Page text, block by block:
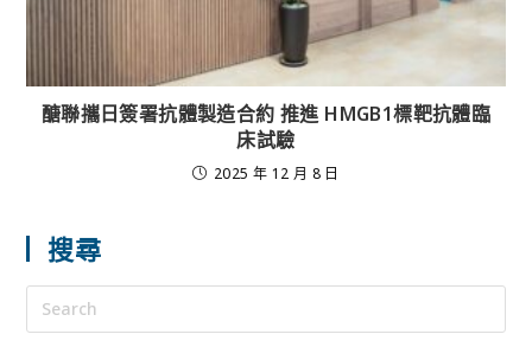
醣聯攜日簽署抗體製造合約 推進 HMGB1標靶抗體臨
床試驗
2025 年 12 月 8 日
搜尋